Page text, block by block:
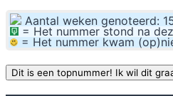
Aantal weken genoteerd:
= Het nummer stond na
= Het nummer kwam